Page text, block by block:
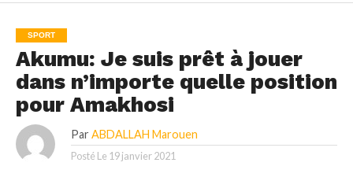
SPORT
Akumu: Je suis prêt à jouer
dans n’importe quelle position
pour Amakhosi
Par ABDALLAH Marouen
Posté Le 19 janvier 2021